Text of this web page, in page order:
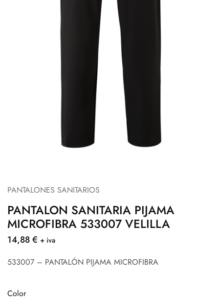
PANTALONES SANITARIOS
PANTALON SANITARIA PIJAMA
MICROFIBRA 533007 VELILLA
14,88€ + iva
533007 – PANTALÓN PIJAMA MICROFIBRA
Color